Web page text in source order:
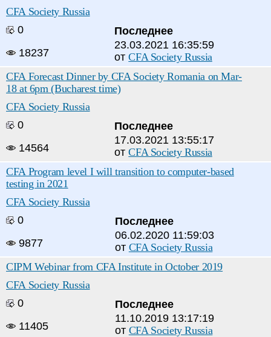
CFA Society Russia
0
18237
Последнее
23.03.2021 16:35:59
отCFA Society Russia
CFA Forecast Dinner by CFA Society Romania on Mar-
18 at 6pm (Bucharest time)
CFA Society Russia
0
14564
Последнее
17.03.2021 13:55:17
отCFA Society Russia
CFA Program level I will transition to computer-based
testing in 2021
CFA Society Russia
0
9877
Последнее
06.02.2020 11:59:03
от CFA Society Russia
CIPM Webinar from CFA Institute in October 2019
CFA Society Russia
0
11405
Последнее
11.10.2019 13:17:19
от CFA Society Russia